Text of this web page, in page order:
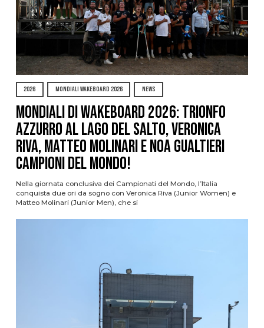
2026 MONDIALI WAKEBOARD 2026 NEWS
Mondiali di Wakeboard 2026: trionfo
azzurro al Lago del Salto, Veronica
Riva, Matteo Molinari e Noa Gualtieri
campioni del mondo!
Nella giornata conclusiva dei Campionati del Mondo, l’Italia
conquista due ori da sogno con Veronica Riva (Junior Women) e
Matteo Molinari (Junior Men), che si